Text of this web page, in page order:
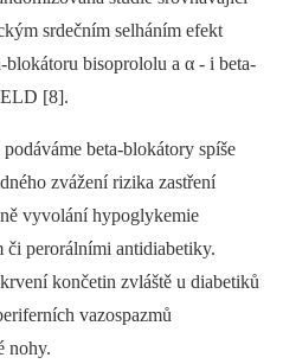
srdečním selháním efekt
bisoprololu a α -⁠ i beta-
[8].
beta-blokátory spíše
zvážení rizika zastření
vyvolání hypoglykemie
či perorálními antidiabetiky.
končetin zvláště u diabetiků
vazospazmů
nohy.